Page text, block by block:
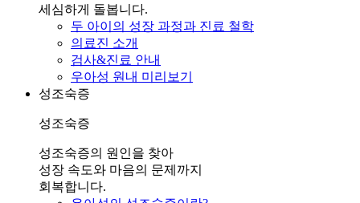
세심하게 돌봅니다.
두 아이의 성장 과정과 진료 철학
의료진 소개
검사&진료 안내
우아성 원내 미리보기
성조숙증
성조숙증
성조숙증의 원인을 찾아
성장 속도와 마음의 문제까지
회복합니다.